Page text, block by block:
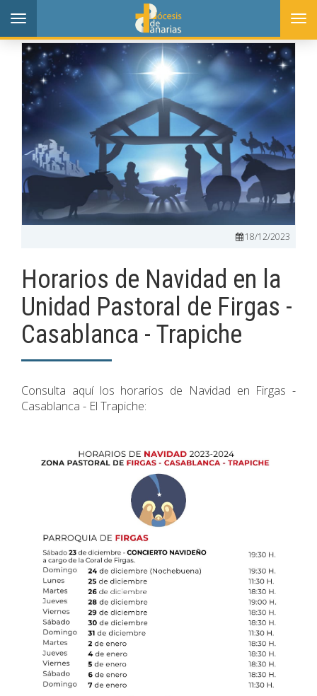
Toggle
navigation
18/12/2023
Horarios de Navidad en la
Unidad Pastoral de Firgas -
Casablanca - Trapiche
Consulta aquí los horarios de Navidad en Firgas -
Casablanca - El Trapiche: